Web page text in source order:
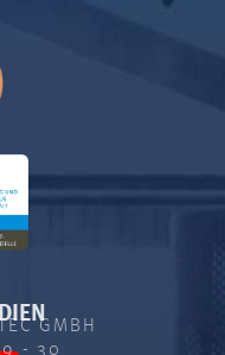
GMBH
- 30